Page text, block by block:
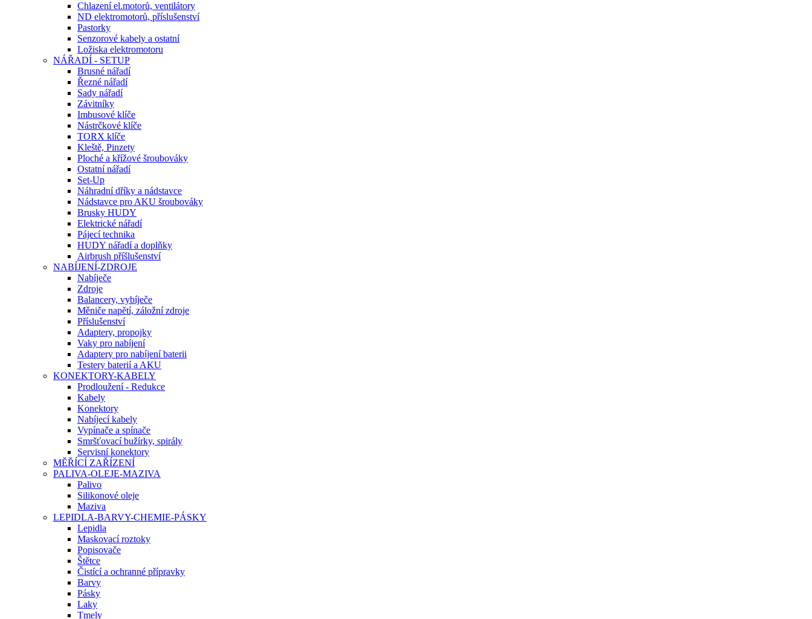
Chlazení el.motorů, ventilátory
ND elektromotorů, příslušenství
Pastorky
Senzorové kabely a ostatní
Ložiska elektromotoru
NÁŘADÍ - SETUP
Brusné nářadí
Řezné nářadí
Sady nářadí
Závitníky
Imbusové klíče
Nástrčkové klíče
TORX klíče
Kleště, Pinzety
Ploché a křížové šroubováky
Ostatní nářadí
Set-Up
Náhradní dříky a nádstavce
Nádstavce pro AKU šroubováky
Brusky HUDY
Elektrické nářadí
Pájecí technika
HUDY nářadí a doplňky
Airbrush příšlušenství
NABÍJENÍ-ZDROJE
Nabíječe
Zdroje
Balancery, vybíječe
Měniče napětí, záložní zdroje
Příslušenství
Adaptery, propojky
Vaky pro nabíjení
Adaptery pro nabíjení baterii
Testery baterií a AKU
KONEKTORY-KABELY
Prodloužení - Redukce
Kabely
Konektory
Nabíjecí kabely
Vypínače a spínače
Smršťovací bužírky, spirály
Servisní konektory
MĚŘÍCÍ ZAŘÍZENÍ
PALIVA-OLEJE-MAZIVA
Palivo
Silikonové oleje
Maziva
LEPIDLA-BARVY-CHEMIE-PÁSKY
Lepidla
Maskovací roztoky
Popisovače
Štětce
Čistící a ochranné přípravky
Barvy
Pásky
Laky
Tmely